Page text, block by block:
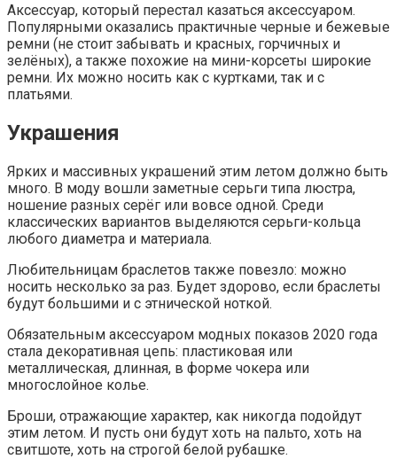
Аксессуар, который перестал казаться аксессуаром.
Популярными оказались практичные черные и бежевые
ремни (не стоит забывать и красных, горчичных и
зелёных), а также похожие на мини-корсеты широкие
ремни. Их можно носить как с куртками, так и с
платьями.
Украшения
Ярких и массивных украшений этим летом должно быть
много. В моду вошли заметные серьги типа люстра,
ношение разных серёг или вовсе одной. Среди
классических вариантов выделяются серьги-кольца
любого диаметра и материала.
Любительницам браслетов также повезло: можно
носить несколько за раз. Будет здорово, если браслеты
будут большими и с этнической ноткой.
Обязательным аксессуаром модных показов 2020 года
стала декоративная цепь: пластиковая или
металлическая, длинная, в форме чокера или
многослойное колье.
Броши, отражающие характер, как никогда подойдут
этим летом. И пусть они будут хоть на пальто, хоть на
свитшоте, хоть на строгой белой рубашке.